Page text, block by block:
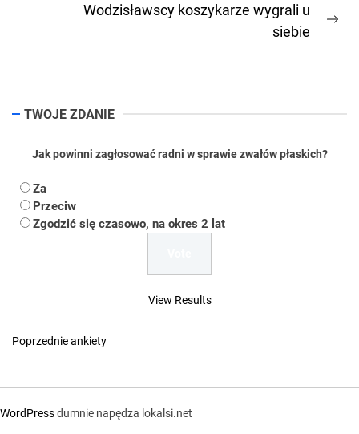
Wodzisławscy koszykarze wygrali u
siebie
TWOJE ZDANIE
Jak powinni zagłosować radni w sprawie zwałów płaskich?
Za
Przeciw
Zgodzić się czasowo, na okres 2 lat
View Results
Poprzednie ankiety
WordPressdumnie napędza lokalsi.net